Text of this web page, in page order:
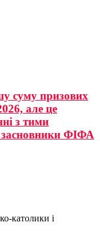
суму призових
але це
з тими
ФІФА
католики і